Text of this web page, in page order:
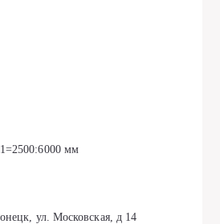
мм
ул. Московская, д 14